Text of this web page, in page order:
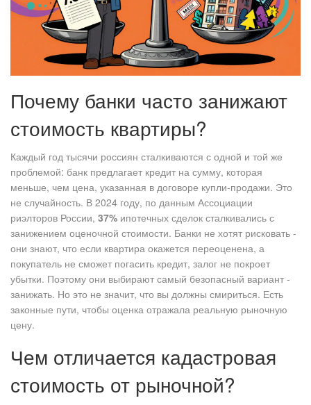
Почему банки часто занижают
стоимость квартиры?
Каждый год тысячи россиян сталкиваются с одной и той же
проблемой: банк предлагает кредит на сумму, которая
меньше, чем цена, указанная в договоре купли-продажи. Это
не случайность. В 2024 году, по данным Ассоциации
риэлторов России, 37% ипотечных сделок сталкивались с
занижением оценочной стоимости. Банки не хотят рисковать -
они знают, что если квартира окажется переоценена, а
покупатель не сможет погасить кредит, залог не покроет
убытки. Поэтому они выбирают самый безопасный вариант -
занижать. Но это не значит, что вы должны смириться. Есть
законные пути, чтобы оценка отражала реальную рыночную
цену.
Чем отличается кадастровая
стоимость от рыночной?